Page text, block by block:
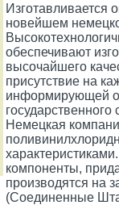
Изготавливается
новейшем
обеспечивают
высочайшего
присутствие на
информирующей о
Немецкая
компоненты,
производятся на
(Соединенные